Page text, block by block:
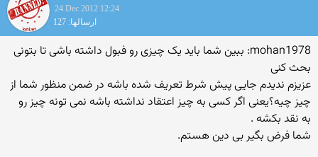
24 Dec 2012 12:24
ارسالها: 127
mohan1978: ببین شما باید یک چیزی رو فبول داشته باشی تا بتونی
بحث کنی
عزیزم ندیدم جایی پیش شرط تعریف شده باشه در ضمن منظور شما از
چیز چیه؟یعنی اگر کسی به چیز اعتقاد نداشته باشه نمی تونه چیز رو
به نقد بکشه .
شما فرض بگیر بی دین هستم.